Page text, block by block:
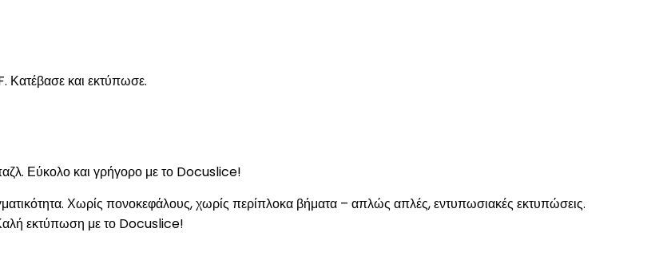
Κατέβασε και εκτύπωσε.
Εύκολο και γρήγορο με το Docuslice!
Χωρίς πονοκεφάλους, χωρίς περίπλοκα βήματα – απλώς απλές, εντυπωσιακές εκτυπώσεις.
Καλή εκτύπωση με το Docuslice!